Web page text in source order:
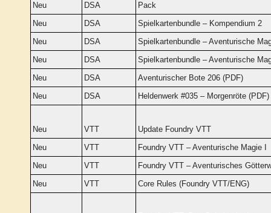
Neu DSA
Pack
Neu
DSA
Spielkartenbundle – Kompendium 2
Neu
DSA
Spielkartenbundle – Aventurische
Neu
DSA
Spielkartenbundle – Aventurische
Neu
DSA
Aventurischer Bote 206 (PDF)
Neu
DSA Heldenwerk #035 – Morgenröte (PDF)
Neu VTT
Update Foundry VTT
Neu
VTT
Foundry VTT – Aventurische Magie I
Neu
VTT
Foundry VTT – Aventurisches
Neu
VTT Core Rules (Foundry VTT/ENG)